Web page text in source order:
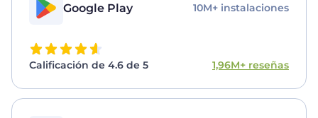
Google Play 10M+ instalaciones
Calificación de 4.6 de 5 1,96M+ reseñas